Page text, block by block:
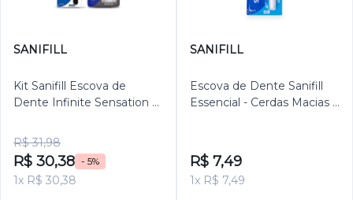
SANIFILL
Kit Sanifill Escova de
Dente Infinite Sensation e
Menta 100m
R$ 31,98
R$ 30,38 - 5%
1x R$ 30,38
SANIFILL
Escova de Dente Sanifill
Essencial - Cerdas Macias –
R$ 7,49
1x R$ 7,49